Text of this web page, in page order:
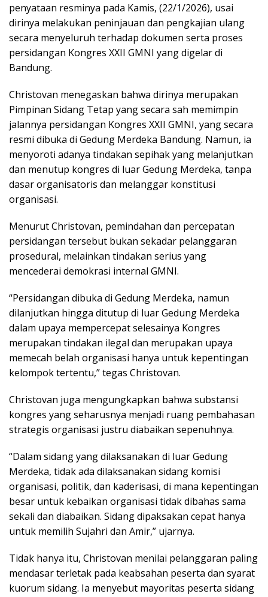
penyataan resminya pada Kamis, (22/1/2026), usai
dirinya melakukan peninjauan dan pengkajian ulang
secara menyeluruh terhadap dokumen serta proses
persidangan Kongres XXII GMNI yang digelar di
Bandung.
‎Christovan menegaskan bahwa dirinya merupakan
Pimpinan Sidang Tetap yang secara sah memimpin
jalannya persidangan Kongres XXII GMNI, yang secara
resmi dibuka di Gedung Merdeka Bandung. Namun, ia
menyoroti adanya tindakan sepihak yang melanjutkan
dan menutup kongres di luar Gedung Merdeka, tanpa
dasar organisatoris dan melanggar konstitusi
organisasi.
‎Menurut Christovan, pemindahan dan percepatan
persidangan tersebut bukan sekadar pelanggaran
prosedural, melainkan tindakan serius yang
mencederai demokrasi internal GMNI.
‎“Persidangan dibuka di Gedung Merdeka, namun
dilanjutkan hingga ditutup di luar Gedung Merdeka
dalam upaya mempercepat selesainya Kongres
merupakan tindakan ilegal dan merupakan upaya
memecah belah organisasi hanya untuk kepentingan
kelompok tertentu,” tegas Christovan.
‎Christovan juga mengungkapkan bahwa substansi
kongres yang seharusnya menjadi ruang pembahasan
strategis organisasi justru diabaikan sepenuhnya.
‎“Dalam sidang yang dilaksanakan di luar Gedung
Merdeka, tidak ada dilaksanakan sidang komisi
organisasi, politik, dan kaderisasi, di mana kepentingan
besar untuk kebaikan organisasi tidak dibahas sama
sekali dan diabaikan. Sidang dipaksakan cepat hanya
untuk memilih Sujahri dan Amir,” ujarnya.
‎Tidak hanya itu, Christovan menilai pelanggaran paling
mendasar terletak pada keabsahan peserta dan syarat
kuorum sidang. Ia menyebut mayoritas peserta sidang